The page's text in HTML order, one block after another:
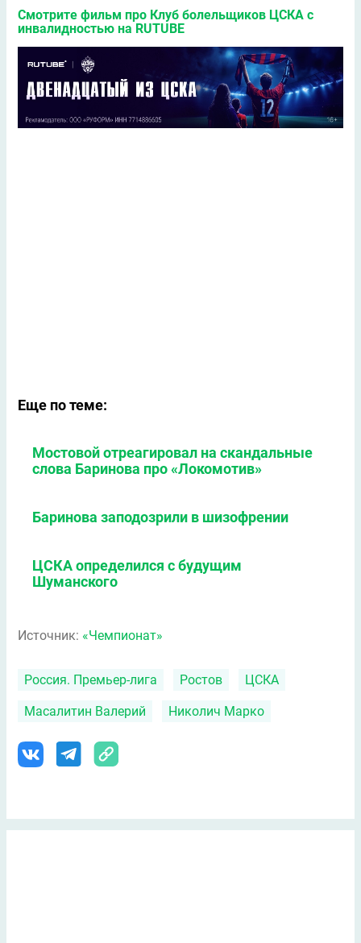
Смотрите фильм про Клуб болельщиков ЦСКА с
инвалидностью на RUTUBE
Еще по теме:
Мостовой отреагировал на скандальные
слова Баринова про «Локомотив»
Баринова заподозрили в шизофрении
ЦСКА определился с будущим
Шуманского
Источник: «Чемпионат»
Россия. Премьер-лига Ростов ЦСКА
Масалитин Валерий Николич Марко